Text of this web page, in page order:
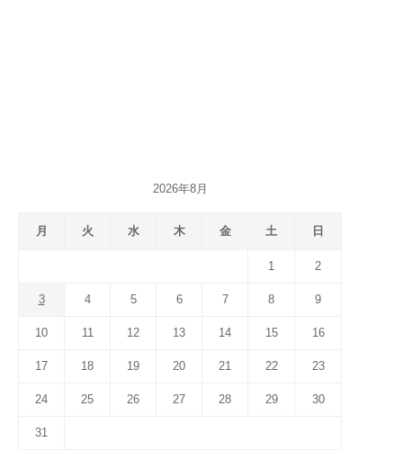
2026年8月
月 火 水 木 金 土 日
1 2
3 4 5 6 7 8 9
10 11 12 13 14 15 16
17 18 19 20 21 22 23
24 25 26 27 28 29 30
31